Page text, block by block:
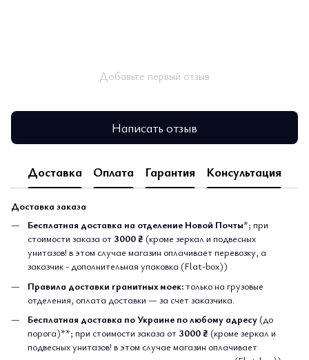
Добавьте первый отзыв
Написать отзыв
Доставка Оплата Гарантия Консультация
Доставка заказа
Бесплатная доставка на отделение Новой Почты*; при
стоимости заказа от3000 ₴ (кроме зеркал и подвесных
унитазов! в этом случае магазин оплачивает перевозку, а
заказчик - дополнительная упаковка (Flat-box))
Правила доставки гранитных моек:только на грузовые
отделения, оплата доставки — за счет заказчика.
Бесплатная доставка по Украине по любому адресу (до
порога)**; при стоимости заказа от3000 ₴ (кроме зеркал и
подвесных унитазов! в этом случае магазин оплачивает